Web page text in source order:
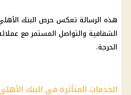
هذه الرسالة تعكس حرص البنك
الشفافية والتواصل المستمر مع
الحرجة.
الخدمات المتأثرة في البنك